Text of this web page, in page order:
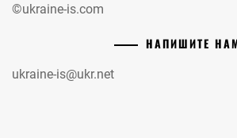
©ukraine-is.com
НАПИШИТЕ
ukraine-is@ukr.net